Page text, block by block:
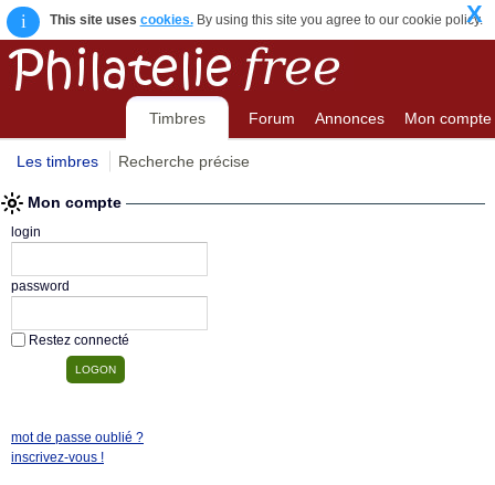
i This site uses cookies.By using this site you agree to our cookie policy.
X
Timbres Forum Annonces Mon compte
Les timbres Recherche précise
Mon compte
login
password
Restez connecté
mot de passe oublié ?
inscrivez-vous !